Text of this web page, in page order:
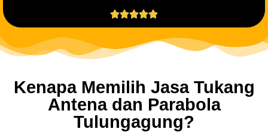

Kenapa Memilih Jasa Tukang
Antena dan Parabola
Tulungagung?